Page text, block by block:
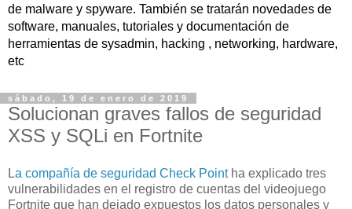
de malware y spyware. También se tratarán novedades de
software, manuales, tutoriales y documentación de
herramientas de sysadmin, hacking , networking, hardware,
etc
sábado, 19 de enero de 2019
Solucionan graves fallos de seguridad
XSS y SQLi en Fortnite
La compañía de seguridad Check Pointha explicado tres
vulnerabilidades en el registro de cuentas del videojuego
Fortnite que han dejado expuestos los datos personales y